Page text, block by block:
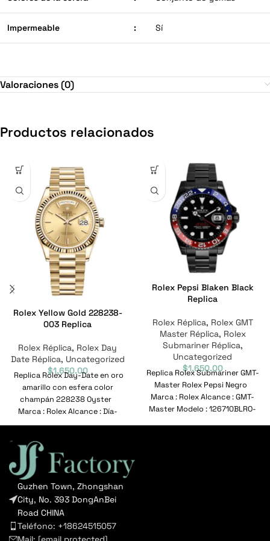
Impermeable : Sí
Valoraciones (0)
Productos relacionados
Rolex Yellow Gold 228238-
003 Replica
Rolex Réplica, Rolex Day
Date Réplica, Uncategorized
$1,650.00
Replica Rolex Day-Date en oro
amarillo con esfera color
champán 228238 Oyster
Marca : Rolex Alcance : Día-
Fecha Modelo
Rolex Pepsi Blaken Black
Replica
Rolex Réplica, Rolex GMT
Master Réplica, Rolex
Submariner Réplica,
Uncategorized
$1,650.00
Replica Rolex Submariner GMT-
Master Rolex Pepsi Negro
Marca : Rolex Alcance : GMT-
Master Modelo : 126710BLRO-
Guzhen Town, Zhongshan
City, No. 393 DongAnBei
Road CHINA
Teléfono: +18624515057